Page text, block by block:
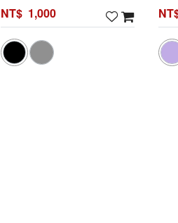
1,000